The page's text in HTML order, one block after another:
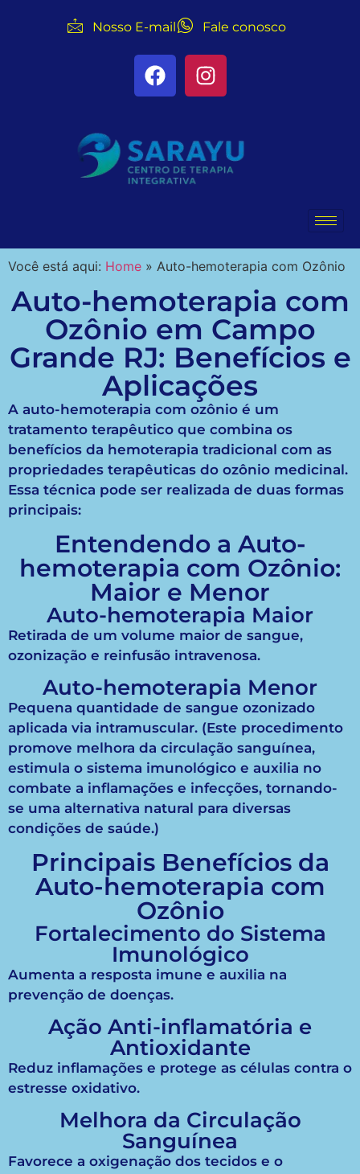
Nosso E-mail Fale conosco
Você está aqui: Home » Auto-hemoterapia com Ozônio
Auto-hemoterapia com
Ozônio em Campo
Grande RJ: Benefícios e
Aplicações
A auto-hemoterapia com ozônio é um
tratamento terapêutico que combina os
benefícios da hemoterapia tradicional com as
propriedades terapêuticas do ozônio medicinal.
Essa técnica pode ser realizada de duas formas
principais:
Entendendo a Auto-
hemoterapia com Ozônio:
Maior e Menor
Auto-hemoterapia Maior
Retirada de um volume maior de sangue,
ozonização e reinfusão intravenosa.
Auto-hemoterapia Menor
Pequena quantidade de sangue ozonizado
aplicada via intramuscular. (Este procedimento
promove melhora da circulação sanguínea,
estimula o sistema imunológico e auxilia no
combate a inflamações e infecções, tornando-
se uma alternativa natural para diversas
condições de saúde.)
Principais Benefícios da
Auto-hemoterapia com
Ozônio
Fortalecimento do Sistema
Imunológico
Aumenta a resposta imune e auxilia na
prevenção de doenças.
Ação Anti-inflamatória e
Antioxidante
Reduz inflamações e protege as células contra o
estresse oxidativo.
Melhora da Circulação
Sanguínea
Favorece a oxigenação dos tecidos e o